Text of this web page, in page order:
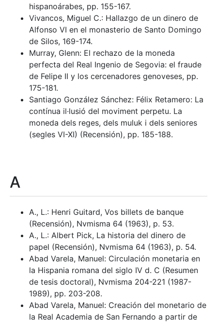
hispanoárabes, pp. 155-167.
Vivancos, Miguel C.: Hallazgo de un dinero de
Alfonso VI en el monasterio de Santo Domingo
de Silos, 169-174.
Murray, Glenn: El rechazo de la moneda
perfecta del Real Ingenio de Segovia: el fraude
de Felipe II y los cercenadores genoveses, pp.
175-181.
Santiago González Sánchez: Félix Retamero: La
contínua il·lusió del moviment perpetu. La
moneda dels reges, dels muluk i dels seniores
(segles VI-XI) (Recensión), pp. 185-188.
A
A., L.: Henri Guitard, Vos billets de banque
(Recensión), Nvmisma 64 (1963), p. 53.
A., L.: Albert Pick, La historia del dinero de
papel (Recensión), Nvmisma 64 (1963), p. 54.
Abad Varela, Manuel: Circulación monetaria en
la Hispania romana del siglo IV d. C (Resumen
de tesis doctoral), Nvmisma 204-221 (1987-
1989), pp. 203-208.
Abad Varela, Manuel: Creación del monetario de
la Real Academia de San Fernando a partir de